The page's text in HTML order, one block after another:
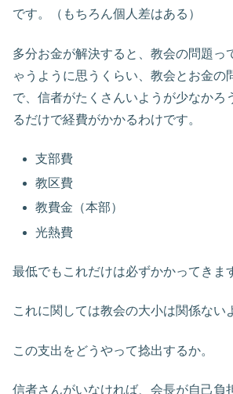
です。（もちろん個人差はある）
多分お金が解決すると、教会の問題っ
ゃうように思うくらい、教会とお金の
で、信者がたくさんいようが少なかろ
るだけで経費がかかるわけです。
支部費
教区費
教費金（本部）
光熱費
最低でもこれだけは必ずかかってきま
これに関しては教会の大小は関係ない
この支出をどうやって捻出するか。
信者さんがいなければ、会長が自己負